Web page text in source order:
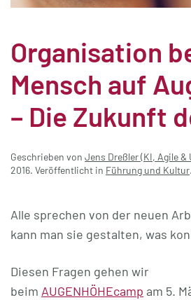
Organisation
Mensch auf
– Die Zukunft
Geschrieben von Jens Dreßler (KI, Agile &
2016. Veröffentlicht in Führung und Kultur.
Alle sprechen von der neuen
kann man sie gestalten, was
Diesen Fragen gehen wir
beim AUGENHÖHEcamp am 5.